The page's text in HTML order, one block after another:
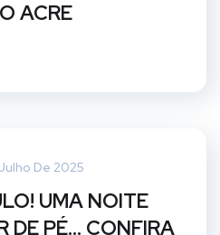
ACRE
De 2025
UMA NOITE
DE PÉ… CONFIRA